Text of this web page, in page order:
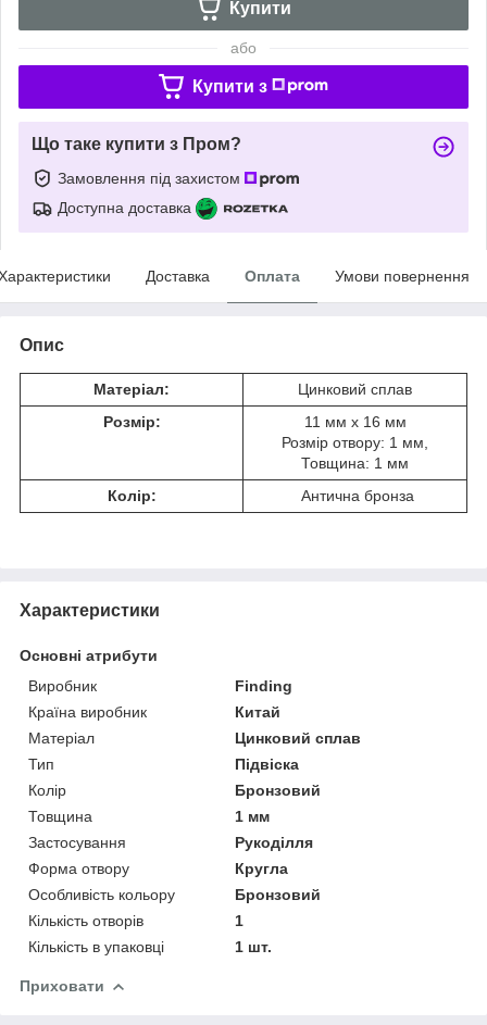
Купити
або
Купити з
Що таке купити з Пром?
Замовлення під захистом
Доступна доставка
Доставка Оплата Умови повернення
Опис
Матеріал:
Цинковий сплав
Розмір:
11 мм x 16 мм
Розмір отвору: 1 мм,
Товщина: 1 мм
Колір:
Антична бронза
Характеристики
Основні атрибути
Виробник
Finding
Країна виробник
Китай
Матеріал
Цинковий сплав
Тип
Підвіска
Колір
Бронзовий
Товщина
1 мм
Застосування
Рукоділля
Форма отвору
Кругла
Особливість кольору
Бронзовий
Кількість отворів
1
Кількість в упаковці
1 шт.
Приховати